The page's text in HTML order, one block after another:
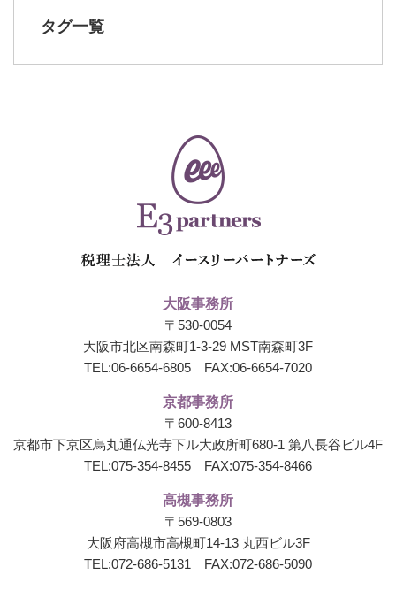
タグ一覧
大阪事務所
〒530-0054
大阪市北区南森町1-3-29 MST南森町3F
TEL:06-6654-6805 FAX:06-6654-7020
京都事務所
〒600-8413
京都市下京区烏丸通仏光寺下ル大政所町680-1 第八長谷ビル4F
TEL:075-354-8455 FAX:075-354-8466
高槻事務所
〒569-0803
大阪府高槻市高槻町14-13 丸西ビル3F
TEL:072-686-5131 FAX:072-686-5090